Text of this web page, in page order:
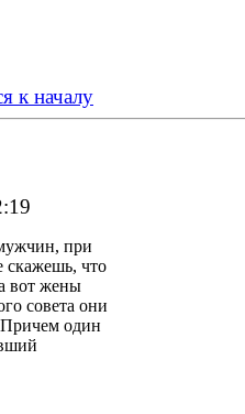
к началу
при
скажешь, что
вот жены
совета они
Причем один